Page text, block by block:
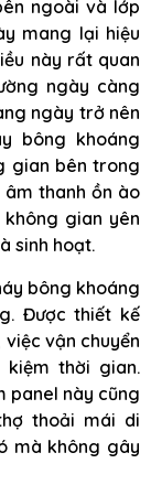
ngoài và lớp
mang lại hiệu
này rất quan
ngày càng
ngày trở nên
bông khoáng
gian bên trong
thanh ồn ào
gian yên
sinh hoạt.
bông khoáng
Được thiết kế
vận chuyển
thời gian.
panel này cũng
thoải mái di
mà không gây